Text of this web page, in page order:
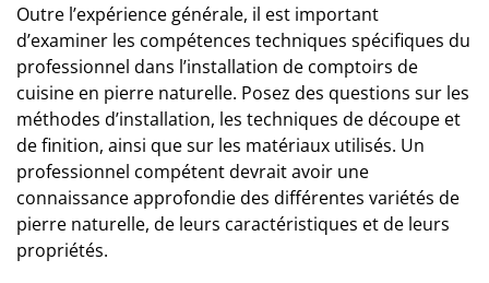
Outre l’expérience générale, il est important
d’examiner les compétences techniques spécifiques du
professionnel dans l’installation de comptoirs de
cuisine en pierre naturelle. Posez des questions sur les
méthodes d’installation, les techniques de découpe et
de finition, ainsi que sur les matériaux utilisés. Un
professionnel compétent devrait avoir une
connaissance approfondie des différentes variétés de
pierre naturelle, de leurs caractéristiques et de leurs
propriétés.